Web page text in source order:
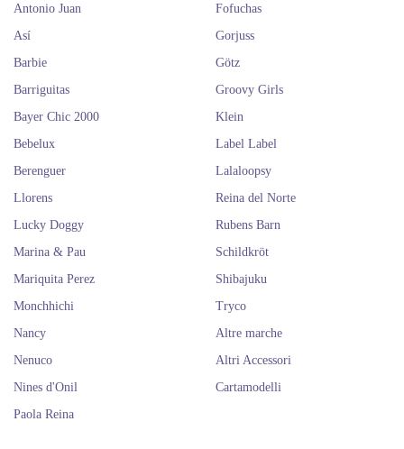
Antonio Juan
Así
Barbie
Barriguitas
Bayer Chic 2000
Bebelux
Berenguer
Fofuchas
Gorjuss
Götz
Groovy Girls
Klein
Label Label
Lalaloopsy
Llorens
Lucky Doggy
Marina & Pau
Mariquita Perez
Monchhichi
Nancy
Nenuco
Nines d'Onil
Paola Reina
Reina del Norte
Rubens Barn
Schildkröt
Shibajuku
Tryco
Altre marche
Altri Accessori
Cartamodelli